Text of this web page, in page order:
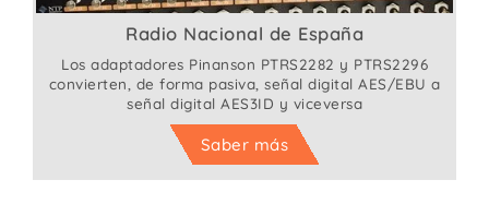
Radio Nacional de España
Los adaptadores Pinanson PTRS2282 y PTRS2296
convierten, de forma pasiva, señal digital AES/EBU a
señal digital AES3ID y viceversa
Saber más